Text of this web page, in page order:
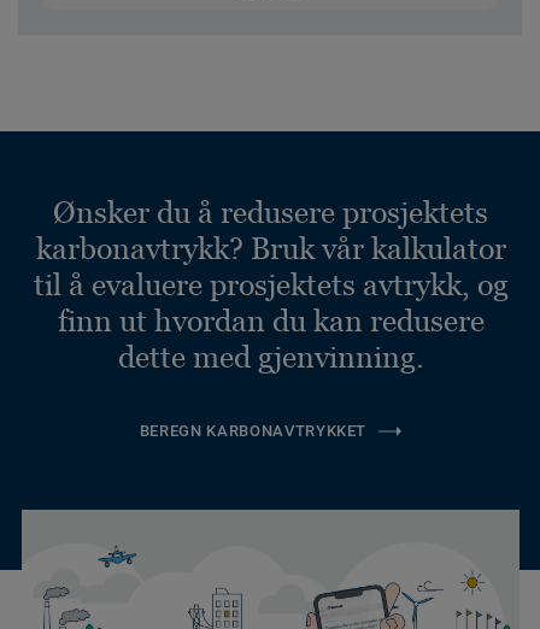
Ønsker du å redusere prosjektets
karbonavtrykk? Bruk vår kalkulator
til å evaluere prosjektets avtrykk, og
finn ut hvordan du kan redusere
dette med gjenvinning.
BEREGN KARBONAVTRYKKET